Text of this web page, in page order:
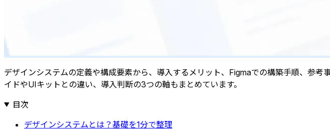
デザインシステムの定義や構成要素から、導入するメリット、Figmaでの構築手順、参
イドやUIキットとの違い、導入判断の3つの軸もまとめています。
目次
デザインシステムとは？基礎を1分で整理